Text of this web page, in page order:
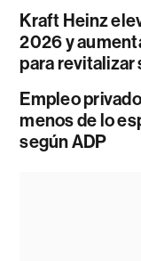
Kraft Heinz
2026 y
para revitalizar
Empleo
menos de lo
según ADP